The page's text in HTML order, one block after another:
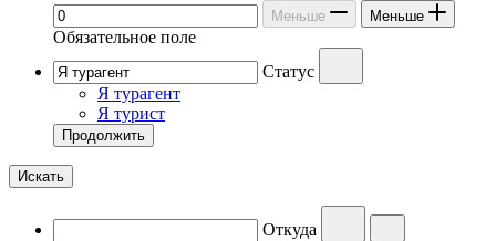
Меньше Меньше
Обязательное поле
Статус
Я турагент
Я турист
Продолжить
Искать
Откуда